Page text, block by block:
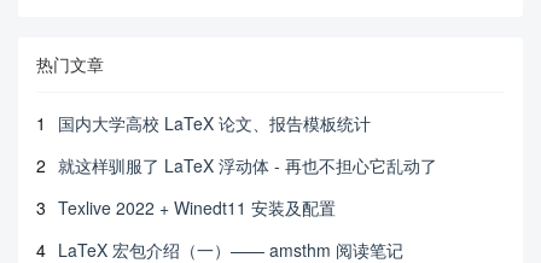
热门文章
1
国内大学高校 LaTeX 论文、报告模板统计
2 就这样驯服了 LaTeX 浮动体 - 再也不担心它乱动了
3 Texlive 2022 + Winedt11 安装及配置
4 LaTeX 宏包介绍（一）—— amsthm 阅读笔记